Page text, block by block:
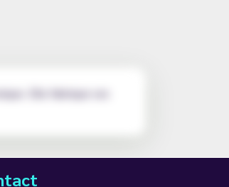
Elle fabrique ses